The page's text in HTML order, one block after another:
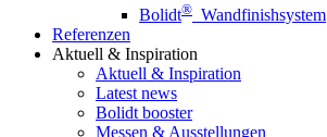
Bolidt® Wandfinishsystem
Referenzen
Aktuell & Inspiration
Aktuell & Inspiration
Latest news
Bolidt booster
Messen & Ausstellungen